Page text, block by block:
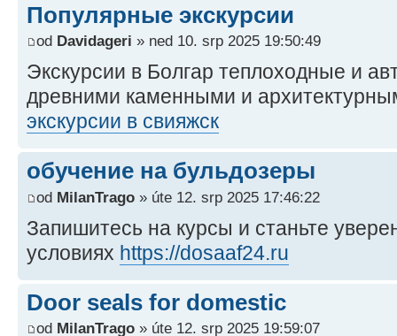
Популярные экскурсии
od Davidageri » ned 10. srp 2025 19:50:49
Экскурсии в Болгар теплоходные и
древними каменными и
экскурсии в свияжск
обучение на бульдозеры
od MilanTrago » úte 12. srp 2025 17:46:22
Запишитесь на курсы и станьте
условиях https://dosaaf24.ru
Door seals for domestic
od MilanTrago » úte 12. srp 2025 19:59:07